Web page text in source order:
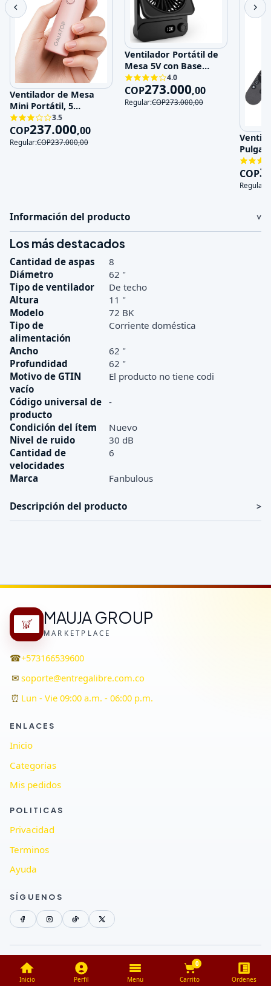
Ventilador de Mesa
Mini Portátil, 5
Velocidades, 5V,
Recargable
3.5
COP237.000,00
Regular:COP237.000,00
Ventilador Portátil de
Mesa 5V con Base
Magnética y 100
Velocidades
4.0
COP273.000,00
Regular:COP273.000,00
120V
COP
Regular:
Información del producto
Los más destacados
Cantidad de aspas
8
Diámetro
62 "
Tipo de ventilador
De techo
Altura
11 "
Modelo
72 BK
Tipo de
alimentación
Corriente doméstica
Ancho
62 "
Profundidad
62 "
Motivo de GTIN
vacío
El producto no tiene codi
Código universal de
producto
-
Condición del ítem
Nuevo
Nivel de ruido
30 dB
Cantidad de
velocidades
6
Marca Fanbulous
Descripción del producto
MAUJA GROUP
MARKETPLACE
☎+573166539600
✉ soporte@entregalibre.com.co
⏰ Lun - Vie 09:00 a.m. - 06:00 p.m.
ENLACES
Inicio
Categorias
Mis pedidos
POLITICAS
Privacidad
Terminos
Ayuda
SÍGUENOS
© MAUJA GROUP
Todos los derechos reservados.
PrivacidadTerminos
Inicio Perfil Menu
0
Carrito Ordenes